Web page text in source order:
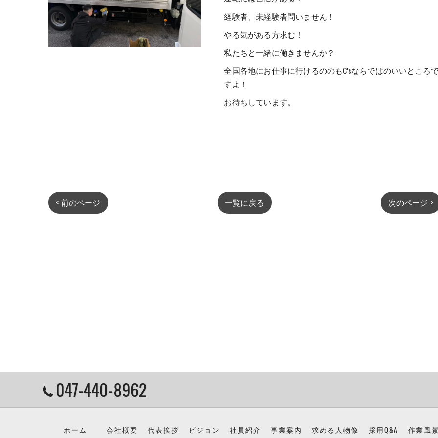
経験者、未経験者問いません！
やる気がある方求む！
私たちと一緒に働きませんか？
全国各地にお仕事に行けるののもC'sならではのいいところ
すよ！
お待ちしています。
< 前のページ 一覧に戻る 次のページ >
047-440-8962
ホーム 会社概要 代表挨拶 ビジョン 社員紹介 事業案内 求める人物像 採用Q&A 作業風